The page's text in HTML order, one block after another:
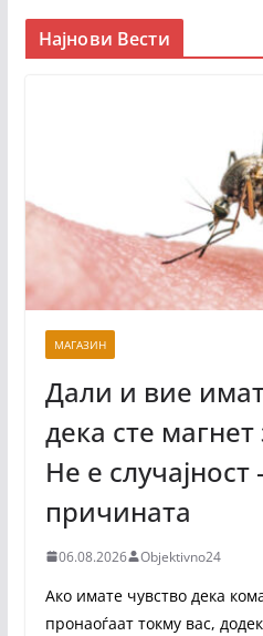
Најнови Вести
МАГАЗИН
Дали и вие
дека сте
Не е случајност
причината
06.08.2026 Objektivno24
Ако имате чувство дека
пронаоѓаат токму вас,